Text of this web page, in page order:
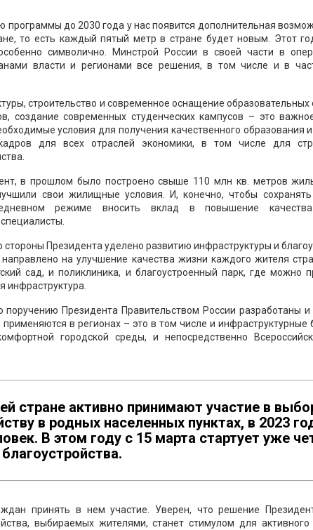
программы до 2030 года у нас появится дополнительная
то есть каждый пятый метр в стране будет новым. Этот
символично. Минстрой России в своей части в
власти и регионами все решения, в том числе и в
строительство и современное оснащение
создание современных студенческих кампусов – это
условия для получения качественного образования
для всех отраслей экономики, в том числе для
в прошлом было построено свыше 110 млн кв. метров
свои жилищные условия. И, конечно, чтобы
режиме вносить вклад в повышение
Президента уделено развитию инфраструктуры и
на улучшение качества жизни каждого жителя
сад, и поликлиника, и благоустроенный парк, где можно
инфраструктура.
поручению Президента Правительством России разработаны
применяются в регионах – это в том числе и
городской среды, и непосредственно
стране активно принимают участие в
в родных населенных пунктах, в 2023
В этом году с 15 марта стартует уже
принять в нем участие. Уверен, что решение
выбираемых жителями, станет стимулом для